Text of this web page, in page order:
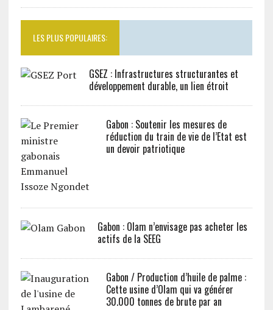
LES PLUS POPULAIRES:
GSEZ : Infrastructures structurantes et
développement durable, un lien étroit
Gabon : Soutenir les mesures de
réduction du train de vie de l’Etat est
un devoir patriotique
Gabon : Olam n’envisage pas acheter les
actifs de la SEEG
Gabon / Production d’huile de palme :
Cette usine d’Olam qui va générer
30.000 tonnes de brute par an